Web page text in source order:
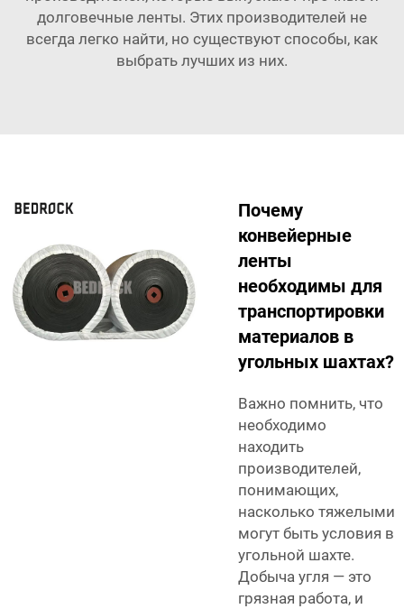
долговечные ленты. Этих производителей не
всегда легко найти, но существуют способы, как
выбрать лучших из них.
Почему
конвейерные
ленты
необходимы для
транспортировки
материалов в
угольных шахтах?
Важно помнить, что
необходимо
находить
производителей,
понимающих,
насколько тяжелыми
могут быть условия в
угольной шахте.
Добыча угля — это
грязная работа, и